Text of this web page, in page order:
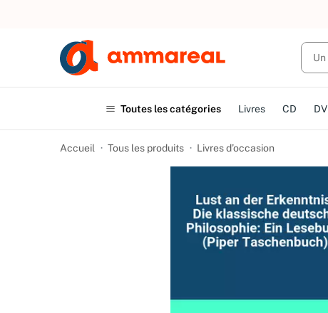
UN ACHAT,
Toutes les catégories Livres CD
Accueil Tous les produits Livres d’occasion